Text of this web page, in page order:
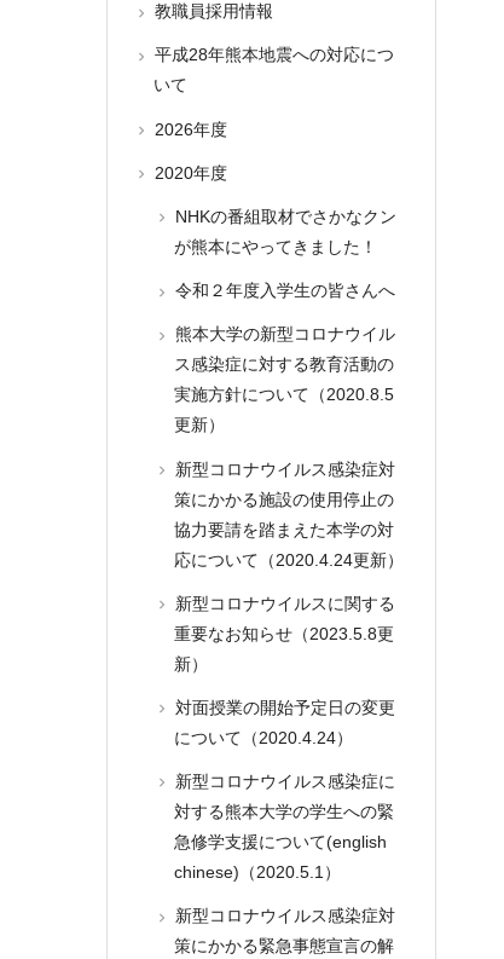
教職員採用情報
平成28年熊本地震への対応につ
いて
2026年度
2020年度
NHKの番組取材でさかなクン
が熊本にやってきました！
令和２年度入学生の皆さんへ
熊本大学の新型コロナウイル
ス感染症に対する教育活動の
実施方針について（2020.8.5
更新）
新型コロナウイルス感染症対
策にかかる施設の使用停止の
協力要請を踏まえた本学の対
応について（2020.4.24更新）
新型コロナウイルスに関する
重要なお知らせ（2023.5.8更
新）
対面授業の開始予定日の変更
について（2020.4.24）
新型コロナウイルス感染症に
対する熊本大学の学生への緊
急修学支援について(english
chinese)（2020.5.1）
新型コロナウイルス感染症対
策にかかる緊急事態宣言の解